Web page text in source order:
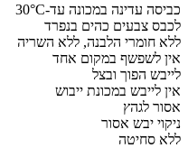
כביסה עדינה במכונה עד-30°C
לכבס צבעים כהים בנפרד
ללא חומרי הלבנה, ללא השריה
אין לשפשף במקום אחד
לייבש הפוך ובצל
אין לייבש במכונת ייבוש
אסור לגהץ
ניקוי יבש אסור
ללא סחיטה